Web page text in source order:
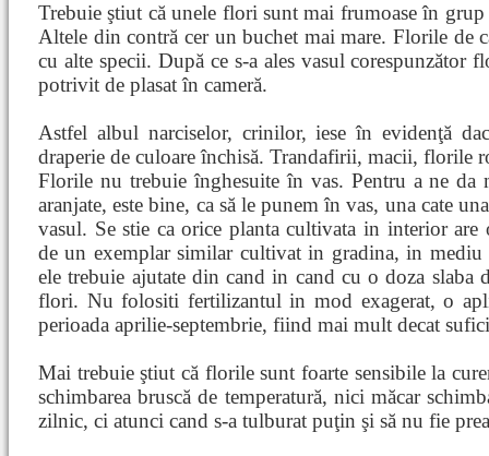
Trebuie ştiut că unele flori sunt mai frumoase în
Altele din contră cer un buchet mai mare. Florile de
cu alte specii. După ce s-a ales vasul corespunzător
potrivit de plasat în cameră.
Astfel albul narciselor, crinilor, iese în evidenţă
draperie de culoare închisă. Trandafirii, macii, florile
Florile nu trebuie înghesuite în vas. Pentru a ne da
aranjate, este bine, ca să le punem în vas, una cate
vasul. Se stie ca orice planta cultivata in interior are
de un exemplar similar cultivat in gradina, in mediu
ele trebuie ajutate din cand in cand cu o doza slaba
flori. Nu folositi fertilizantul in mod exagerat, o
perioada aprilie-septembrie, fiind mai mult decat
Mai trebuie ştiut că florile sunt foarte sensibile la
schimbarea bruscă de temperatură, nici măcar
zilnic, ci atunci cand s-a tulburat puţin şi să nu fie